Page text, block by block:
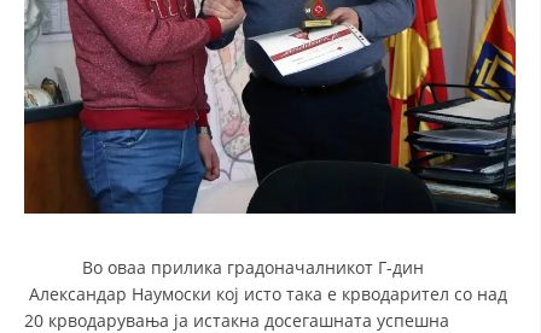
Во оваа прилика градоначалникот Г-дин
Александар Наумоски кој исто така е крводарител со над
20 крводарувања ја истакна досегашната успешна